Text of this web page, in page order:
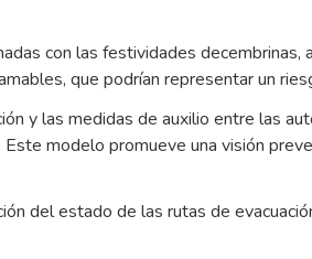
con las festividades
que podrían representar un
y las medidas de auxilio entre las
modelo promueve una visión
del estado de las rutas de